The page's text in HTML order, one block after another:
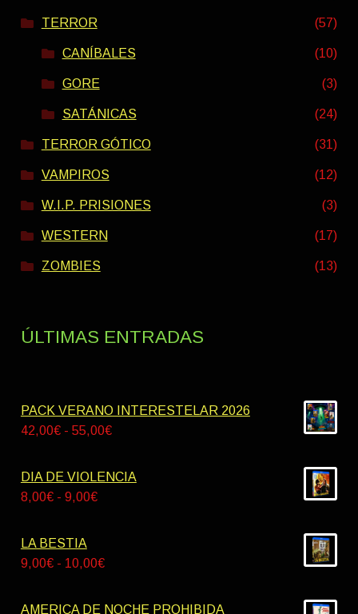
TERROR (57)
CANÍBALES (10)
GORE (3)
SATÁNICAS (24)
TERROR GÓTICO (31)
VAMPIROS (12)
W.I.P. PRISIONES (3)
WESTERN (17)
ZOMBIES (13)
ÚLTIMAS ENTRADAS
PACK VERANO INTERESTELAR 2026
42,00€ - 55,00€Rango
precios:
DIA DE VIOLENCIA
8,00€ - 9,00€Rango
desde
LA BESTIA
9,00€ - 10,00€Rango
precios:
AMERICA DE NOCHE PROHIBIDA